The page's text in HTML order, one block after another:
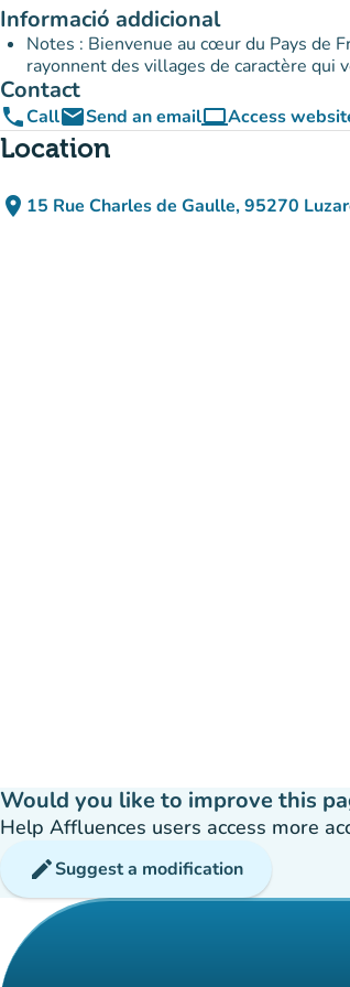
Informació addicional
Notes : Bienvenue au cœur du Pays de
rayonnent des villages de caractère qui
Contact
phoneCallemailSend an emailcomputerAccess(new
Location
place 15 Rue Charles de Gaulle, 95270
(open in
(new tab)
Would you like to improve this
Help Affluences users access more
editSuggest a modification